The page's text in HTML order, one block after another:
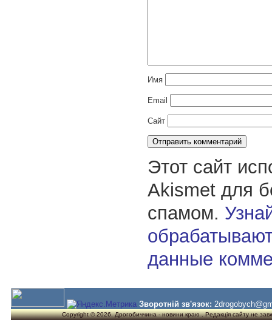
Имя
Email
Сайт
Этот сайт
Akismet для
спамом.
данные
Зворотній зв'язок:
Copyright © 2026. Дрогобиччина - новини краю . Редакція сайту не